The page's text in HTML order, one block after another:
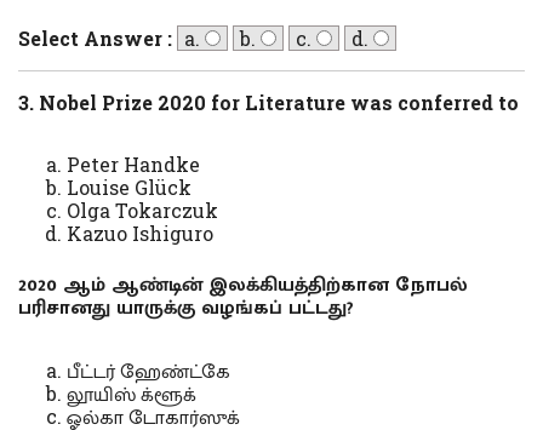
Select Answer : a. b. c. d.
3. Nobel Prize 2020 for Literature was conferred to
Peter Handke
Louise Glück
Olga Tokarczuk
Kazuo Ishiguro
2020 ஆம் ஆண்டின் இலக்கியத்திற்கான நோபல்
பரிசானது யாருக்கு வழங்கப் பட்டது?
பீட்டர் ஹேண்ட்கே
லூயிஸ் க்ளூக்
ஓல்கா டோகார்ஸுக்